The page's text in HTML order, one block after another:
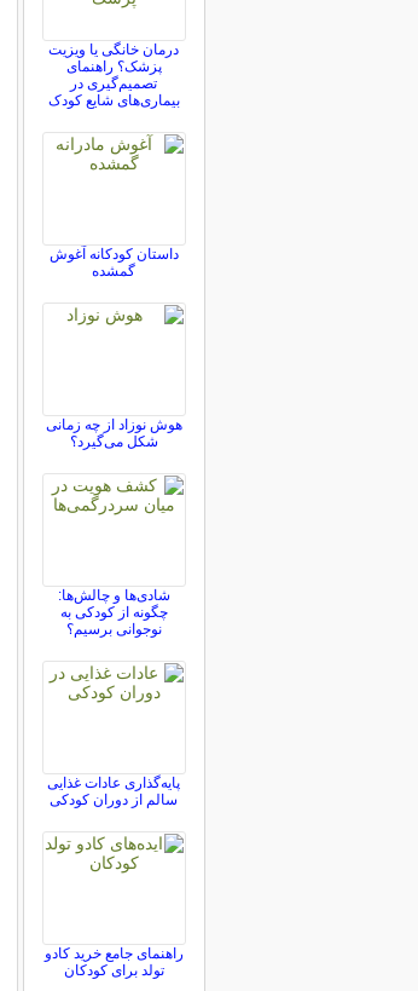
درمان خانگی یا ویزیت
پزشک؟ راهنمای
تصمیم‌گیری در
بیماری‌های شایع کودک
داستان کودکانه آغوش
گمشده
هوش نوزاد از چه زمانی
شکل می‌گیرد؟
شادی‌ها و چالش‌ها:
چگونه از کودکی به
نوجوانی برسیم؟
پایه‌گذاری عادات غذایی
سالم از دوران کودکی
راهنمای جامع خرید کادو
تولد برای کودکان